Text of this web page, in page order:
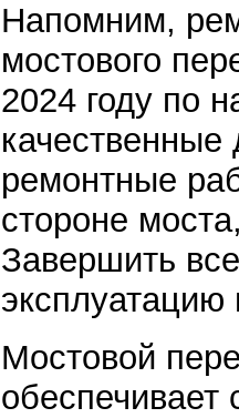
Напомним,
мостового
2024 году по
ремонтные
стороне
Завершить
эксплуатацию
Мостовой
обеспечивает